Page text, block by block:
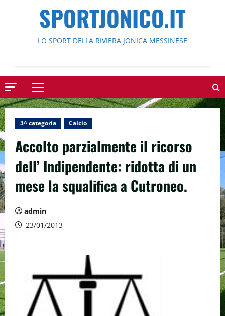
SPORTJONICO.IT
LO SPORT DELLA RIVIERA JONICA MESSINESE
Menu
principale
3^ categoria Calcio
Accolto parzialmente il ricorso
dell’ Indipendente: ridotta di un
mese la squalifica a Cutroneo.
admin
23/01/2013